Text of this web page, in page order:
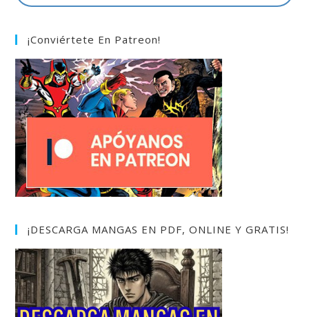
¡Conviértete En Patreon!
¡DESCARGA MANGAS EN PDF, ONLINE Y GRATIS!